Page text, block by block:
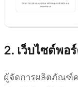
2. เว็บไซต์พอ
ผู้จัดการผลิตภัณฑ์ค